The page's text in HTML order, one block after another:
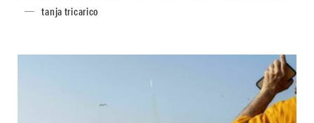
tanja tricarico